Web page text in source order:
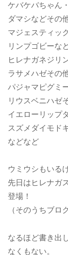
ケバケバちゃん
ダマシなどその
マジェスティッ
リンプゴビーな
ヒレナガネジリ
ラサメハゼその
パジャマピグミ
リウスベニハゼ
イエローリップ
スズメダイモド
などなど
ウミウシもいる
先日はヒレナガ
登場！
（そのうちブロ
なるほど書き出
なくもない。